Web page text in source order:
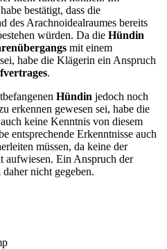
bestätigt, dass die
des Arachnoidealraumes bereits
würden. Da die Hündin
mit einem
habe die Klägerin ein Anspruch
.
Hündin jedoch noch
erkennen gewesen sei, habe die
auch keine Kenntnis von diesem
entsprechende Erkenntnisse auch
müssen, da keine der
aufwiesen. Ein Anspruch der
nicht gegeben.